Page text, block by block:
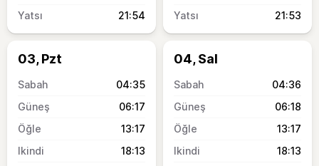
21:54
21:53
03, Pzt
04:35
06:17
13:17
18:13
04, Sal
04:36
06:18
13:17
18:13